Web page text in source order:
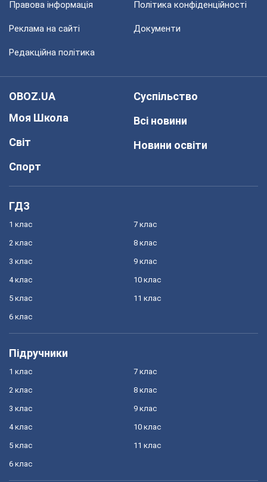
Правова інформація Політика конфіденційності
Реклама на сайті Документи
Редакційна політика
OBOZ.UA
Моя Школа
Світ
Спорт
Суспільство
Всі новини
Новини освіти
ГДЗ
1 клас
2 клас
3 клас
4 клас
5 клас
6 клас
7 клас
8 клас
9 клас
10 клас
11 клас
Підручники
1 клас
2 клас
3 клас
4 клас
5 клас
6 клас
7 клас
8 клас
9 клас
10 клас
11 клас